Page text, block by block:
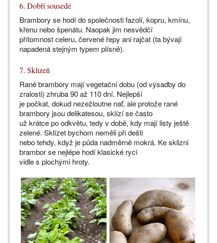
6. Dobří sousedé
Brambory se hodí do společnosti fazolí, kopru, kmínu,
křenu nebo špenátu. Naopak jim nesvědčí
přítomnost celeru, červené řepy ani rajčat (ta bývají
napadená stejným typem plísně).
7. Sklizeň
Rané brambory mají vegetační dobu (od výsadby do
zralosti) zhruba 90 až 110 dní. Nejlepší
je počkat, dokud nezežloutne nať, ale protože rané
brambory jsou delikatesou, sklízí se často
už krátce po odkvětu, tedy v době, kdy mají listy ještě
zelené. Sklízet bychom neměli při dešti
nebo tehdy, když je půda nadměrně mokrá. Ke sklizni
brambor se nejlépe hodí klasické rycí
vidle s plochými hroty.